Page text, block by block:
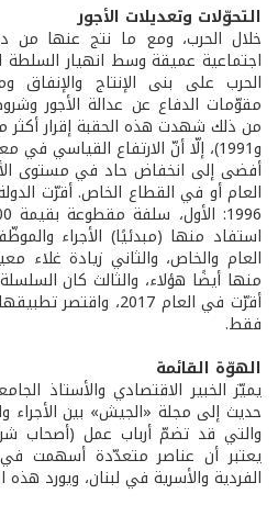
التحوّلات وتعديلات الأجور
خلال الحرب، ومع ما نتج عنها من
اجتماعية عميقة وسط انهيار السلطة
الحرب على بنى الإنتاج
مقوّمات الدفاع عن عدالة الأجور
و1991)، إلّا أنّ الارتفاع القياسي
أفضى إلى انخفاض حاد في مستوى
العام أو في القطاع الخاص. أقرّت
استفاد منها (مبدئيًا) الأجراء
منها أيضًا هؤلاء، والثالث كان
أقرّت في العام 2017،
فقط.
الهوّة القائمة
يميّز الخبير الاقتصادي والأستاذ
حديث إلى مجلة «الجيش» بين الأجراء
والتي قد تضمّ أرباب عمل (أصحاب
يعتبر أن عناصر متعدّدة أسهمت في
الفردية والأسرية في لبنان، ويورد